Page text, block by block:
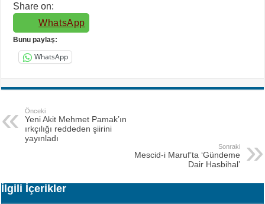
Share on:
WhatsApp
Bunu paylaş:
WhatsApp
Önceki
Yeni Akit Mehmet Pamak’ın
ırkçılığı reddeden şiirini
yayınladı
Sonraki
Mescid-i Maruf’ta ‘Gündeme
Dair Hasbihal’
İlgili İçerikler